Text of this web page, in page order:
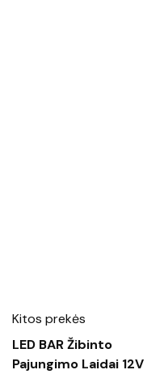
Kitos prekės
LED BAR Žibinto
Pajungimo Laidai 12V